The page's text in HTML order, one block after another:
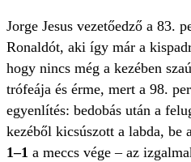
Jorge Jesus vezetőedző a 83.
Ronaldót, aki így már a
hogy nincs még a kezében
trófeája és érme, mert a 98.
egyenlítés: bedobás után a
kezéből kicsúszott a labda,
1–1 a meccs vége – az